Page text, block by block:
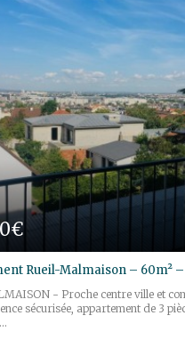
Rueil-Malmaison – 60m² –
- Proche centre ville et
sécurisée, appartement de 3